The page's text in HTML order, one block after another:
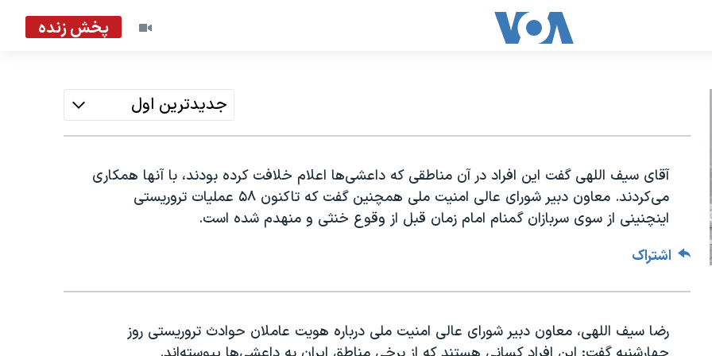
پخش زنده
جدیدترین اول
آقای سیف اللهی گفت این افراد در آن مناطقی که داعشی‌ها اعلام خلافت کرده بودند، با آنها همکاری
می‌کردند. معاون دبیر شورای عالی امنیت ملی همچنین گفت که تاکنون ۵۸ عملیات تروریستی
اینچنینی از سوی سربازان گمنام امام زمان قبل از وقوع خنثی و منهدم شده است.
اشتراک
رضا سیف اللهی، معاون دبیر شورای عالی امنیت ملی درباره هویت عاملان حوادث تروریستی روز